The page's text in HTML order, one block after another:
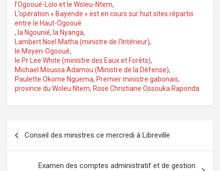
l’Ogooué-Lolo et le Woleu-Ntem,
L’opération « Bayende » est en cours sur huit sites répartis
entre le Haut-Ogooué
, la Ngounié, la Nyanga,
Lambert Noel Matha (ministre de l’Intérieur),
le Moyen-Ogooué,
le Pr Lee White (ministre des Eaux et Forêts),
Michael Moussa Adamou (Ministre de la Défense),
Paulette Okome Nguema, Premier ministre gabonais,
province du Woleu Ntem, Rose Christiane Ossouka Raponda
de
l’article
Conseil des ministres ce mercredi à Libreville
Examen des comptes administratif et de gestion